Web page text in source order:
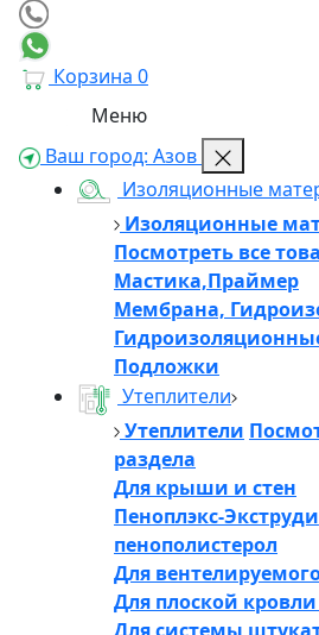
Корзина 0
Меню
Ваш город: Азов
Изоляционные
Изоляционные
Посмотреть все
Мастика,Праймер
Мембрана,
Подложки
Утеплители
Утеплители
раздела
Для крыши и стен
Пеноплэкс-
пенополистерол
Для
Для плоской